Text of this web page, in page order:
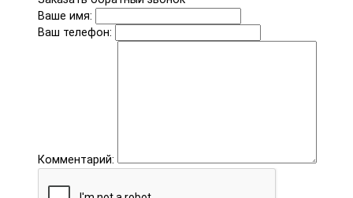
Ваше имя:
Ваш телефон:
Комментарий: